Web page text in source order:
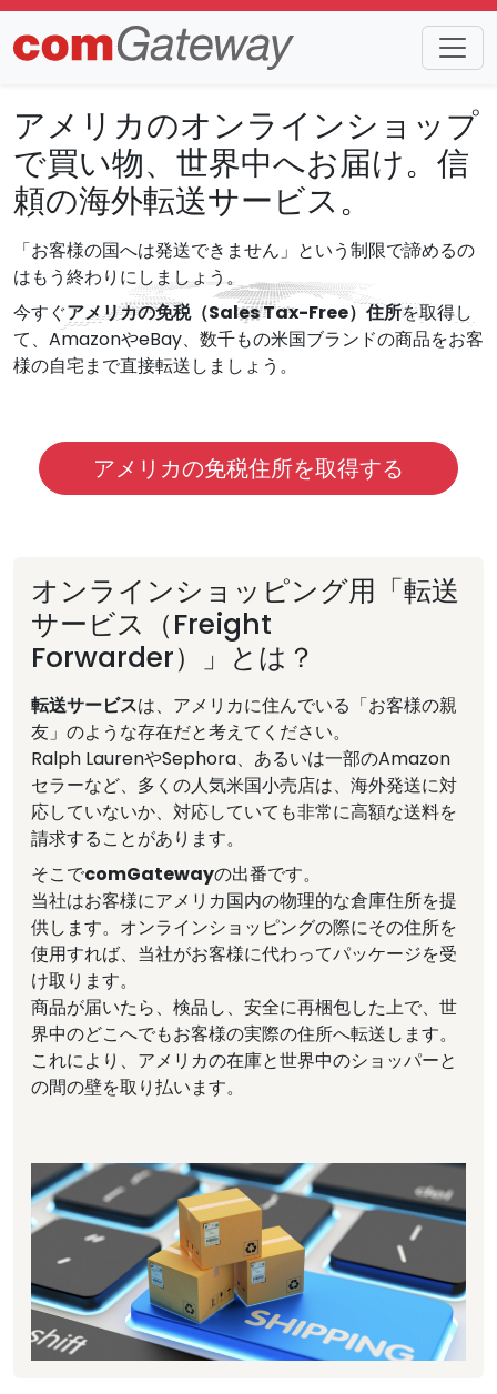
アメリカのオンラインショップ
で買い物、世界中へお届け。信
頼の海外転送サービス。
「お客様の国へは発送できません」という制限で諦めるの
はもう終わりにしましょう。
今すぐアメリカの免税（Sales Tax-Free）住所を取得し
て、AmazonやeBay、数千もの米国ブランドの商品をお客
様の自宅まで直接転送しましょう。
アメリカの免税住所を取得する
オンラインショッピング用「転送
サービス（Freight
Forwarder）」とは？
転送サービスは、アメリカに住んでいる「お客様の親
友」のような存在だと考えてください。
Ralph LaurenやSephora、あるいは一部のAmazon
セラーなど、多くの人気米国小売店は、海外発送に対
応していないか、対応していても非常に高額な送料を
請求することがあります。
そこでcomGatewayの出番です。
当社はお客様にアメリカ国内の物理的な倉庫住所を提
供します。オンラインショッピングの際にその住所を
使用すれば、当社がお客様に代わってパッケージを受
け取ります。
商品が届いたら、検品し、安全に再梱包した上で、世
界中のどこへでもお客様の実際の住所へ転送します。
これにより、アメリカの在庫と世界中のショッパーと
の間の壁を取り払います。